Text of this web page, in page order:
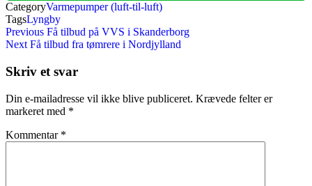
CategoryVarmepumper (luft-til-luft)
TagsLyngby
Indlægsnavigation
Previous
Post
Previous Få tilbud på VVS i Skanderborg
Next
Next Få tilbud fra tømrere i Nordjylland
Skriv et svar
Din e-mailadresse vil ikke blive publiceret. Krævede felter er
markeret med *
Kommentar *